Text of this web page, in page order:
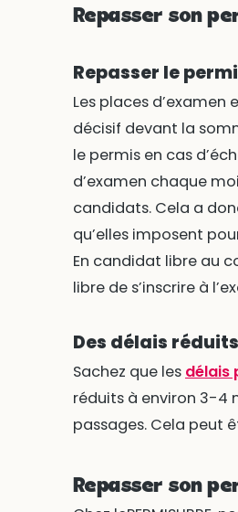
Repasser son
Repasser le
Les places
décisif devant la
le permis en cas
d’examen chaque
candidats. Cela a
qu’elles imposent
En candidat libre au
libre de s’inscrire à
Des délais
Sachez que les délais
réduits à environ 3-4
passages. Cela peut
Repasser son